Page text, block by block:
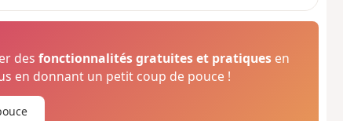
desfonctionnalités gratuites et pratiques en
en donnant un petit coup de pouce !